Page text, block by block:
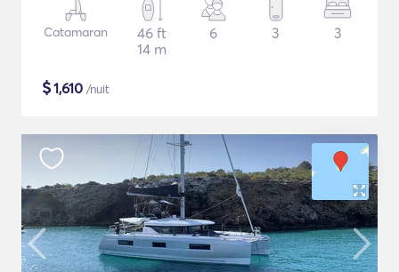
Catamaran
46 ft
14 m
6 3 3
$1,610 /nuit